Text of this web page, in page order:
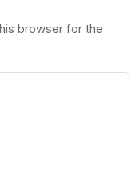
browser for the